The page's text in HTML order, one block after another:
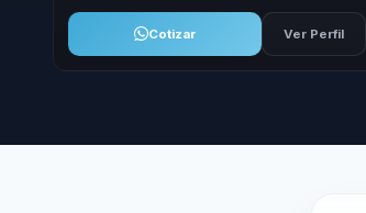
Cotizar Ver Perfil